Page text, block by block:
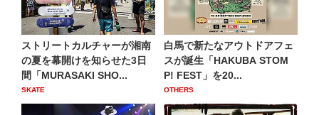
ストリートカルチャーが湘南
の夏を幕開けを知らせた3日
間「MURASAKI SHO...
SKATE
白馬で新たなアウトドアフェ
スが誕生「HAKUBA STOM
P! FEST」を20...
OTHERS